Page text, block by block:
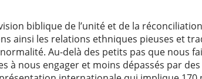
biblique de l’unité et de la
ainsi les relations ethniques pieuses et
Au-delà des petits pas que nous
à nous engager et moins dépassés par